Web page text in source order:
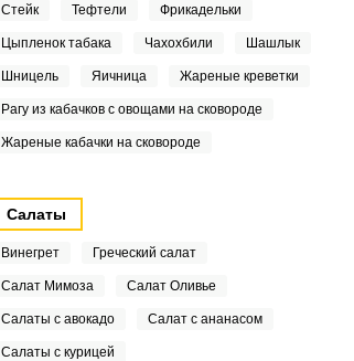
Стейк Тефтели Фрикадельки
Цыпленок табака Чахохбили Шашлык
Шницель Яичница Жареные креветки
Рагу из кабачков с овощами на сковороде
Жареные кабачки на сковороде
Салаты
Винегрет Греческий салат
Салат Мимоза Салат Оливье
Салаты с авокадо Салат с ананасом
Салаты с курицей